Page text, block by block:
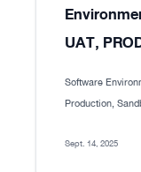
UAT,
Software
Production,
Sept. 14, 2025